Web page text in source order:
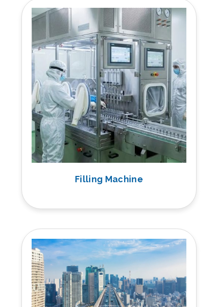
Filling Machine